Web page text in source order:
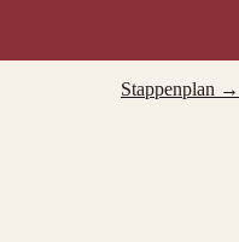
Stappenplan →